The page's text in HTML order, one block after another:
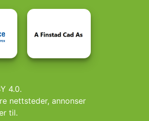
4.0.
nettsteder, annonser
til.